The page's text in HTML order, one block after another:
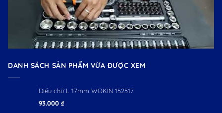
DANH SÁCH SẢN PHẨM VỪA ĐƯỢC XEM
Điếu chữ L 17mm WOKIN 152517
93.000 ₫